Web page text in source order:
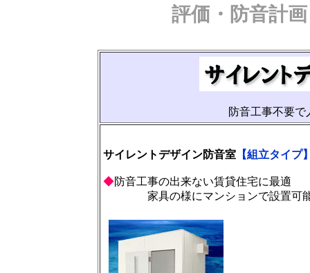
評価・防音計
防音工事不要
サイレントデザイン防音室【組立タイプ
◆防音工事の出来ない賃貸住宅に最適
家具の様にマンションで設置可